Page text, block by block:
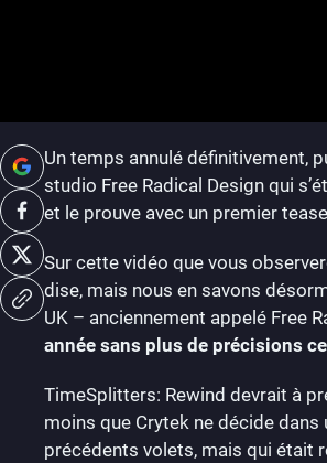
Un temps annulé définitivement,
studio Free Radical Design qui
et le prouve avec un premier
Sur cette vidéo que vous
dise, mais nous en savons
UK – anciennement appelé Free
année sans plus de précisions
TimeSplitters: Rewind devrait à
moins que Crytek ne décide
précédents volets, mais qui était